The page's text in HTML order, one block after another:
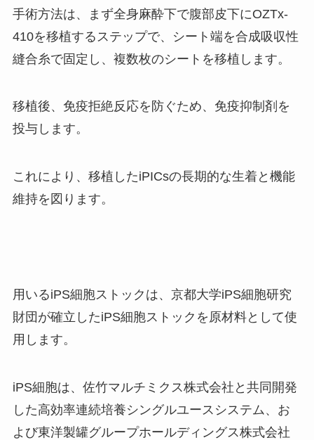
手術方法は、まず全身麻酔下で腹部皮下にOZTx-
410を移植するステップで、シート端を合成吸収性
縫合糸で固定し、複数枚のシートを移植します。
移植後、免疫拒絶反応を防ぐため、免疫抑制剤を
投与します。
これにより、移植したiPICsの長期的な生着と機能
維持を図ります。
用いるiPS細胞ストックは、京都大学iPS細胞研究
財団が確立したiPS細胞ストックを原材料として使
用します。
iPS細胞は、佐竹マルチミクス株式会社と共同開発
した高効率連続培養シングルユースシステム、お
よび東洋製罐グループホールディングス株式会社